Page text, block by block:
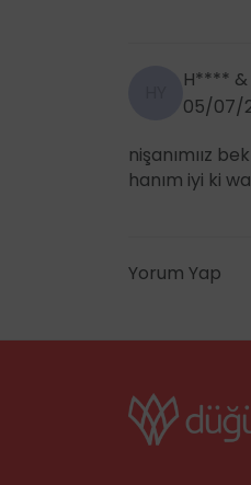
H****
05/07/
nişanımıız
hanım iyi ki
Yorum Yap